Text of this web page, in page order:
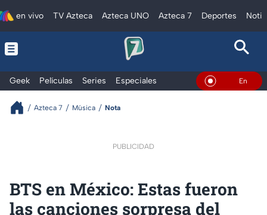
en vivo TV Azteca Azteca UNO Azteca 7 Deportes
Geek Películas Series Especiales En Vivo
Azteca 7 Música Nota
PUBLICIDAD
BTS en México: Estas fueron
las canciones sorpresa del